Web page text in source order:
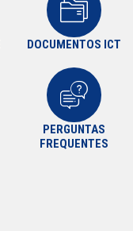
DOCUMENTOS ICT
PERGUNTAS
FREQUENTES